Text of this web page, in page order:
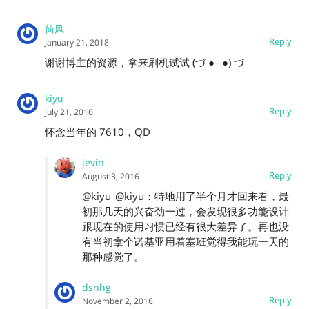
简风
Reply
January 21, 2018
谢谢博主的资源，拿来刷机试试 (づ ●─●) づ
kiyu
Reply
July 21, 2016
怀念当年的 7610，QD
jevin
Reply
August 3, 2016
@kiyu @kiyu：特地用了半个月才回来看，最
初那几天的兴奋劲一过，会发现很多功能设计
跟现在的使用习惯已经有很大差异了。再也没
有当初拿个诺基亚用着塞班觉得我能玩一天的
那种感觉了。
dsnhg
Reply
November 2, 2016